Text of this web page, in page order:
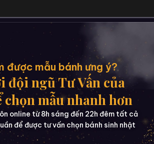
được mẫu bánh ưng ý?
đội ngũ Tư Vấn của
chọn mẫu nhanh hơn
online từ 8h sáng đến 22h đêm tất cả
để được tư vấn chọn bánh sinh nhật